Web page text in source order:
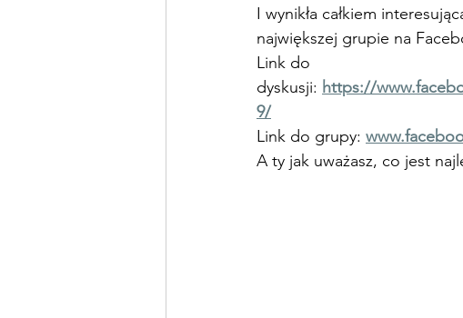
I wynikła całkiem
największej grupie na
Link do
dyskusji: https://
9/
Link do grupy:
A ty jak uważasz, co jest